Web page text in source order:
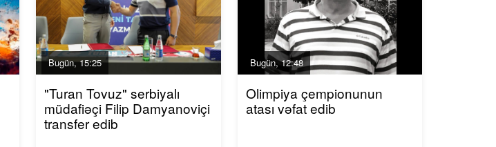
Bugün, 15:25
"Turan Tovuz" serbiyalı
müdafiəçi Filip Damyanoviçi
transfer edib
Bugün, 12:48
Olimpiya çempionunun
atası vəfat edib